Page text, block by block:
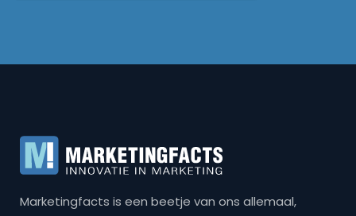
Marketingfacts is een beetje van ons allemaal,